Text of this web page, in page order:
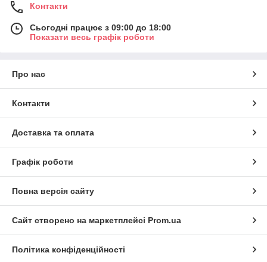
Контакти
Сьогодні працює з 09:00 до 18:00
Показати весь графік роботи
Про нас
Контакти
Доставка та оплата
Графік роботи
Повна версія сайту
Сайт створено на маркетплейсі Prom.ua
Політика конфіденційності